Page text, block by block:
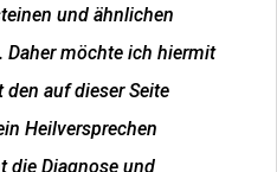
und ähnlichen
möchte ich hiermit
auf dieser Seite
Heilversprechen
die Diagnose und